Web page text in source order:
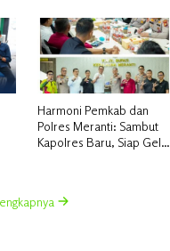
Harmoni Pemkab dan
Polres Meranti: Sambut
Kapolres Baru, Siap Gelar